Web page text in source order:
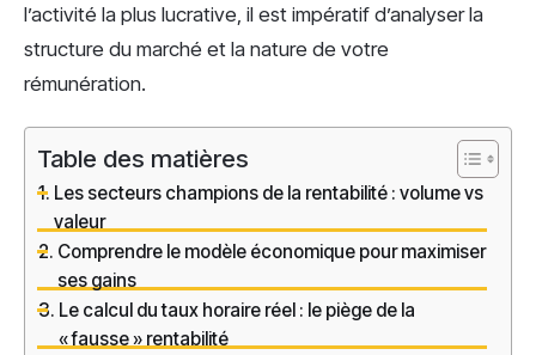
l’activité la plus lucrative, il est impératif d’analyser la
structure du marché et la nature de votre
rémunération.
Table des matières
Les secteurs champions de la rentabilité : volume vs
valeur
Comprendre le modèle économique pour maximiser
ses gains
Le calcul du taux horaire réel : le piège de la
« fausse » rentabilité